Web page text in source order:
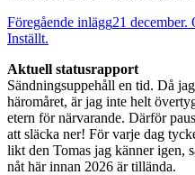
Inläggsnavigering
Föregående inlägg21 december.
Inställt.
Aktuell statusrapport
Sändningsuppehåll en tid. Då
häromåret, är jag inte helt
etern för närvarande. Därför
att släcka ner! För varje dag
likt den Tomas jag känner igen,
nåt här innan 2026 är tillända.